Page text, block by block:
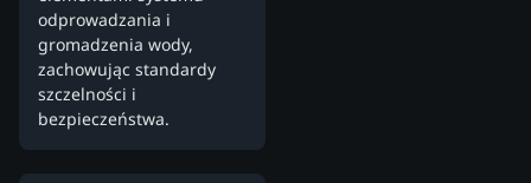
odprowadzania i
gromadzenia wody,
zachowując standardy
szczelności i
bezpieczeństwa.